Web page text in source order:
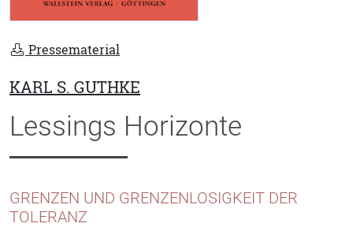
Pressematerial
KARL S. GUTHKE
Lessings Horizonte
GRENZEN UND GRENZENLOSIGKEIT DER
TOLERANZ